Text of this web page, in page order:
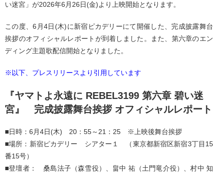
い迷宮」が2026年6月26日(金)より上映開始となります。
この度、6月4日(木)に新宿ピカデリーにて開催した、完成披露舞台
挨拶のオフィシャルレポートが到着しました。また、第六章のエン
ディング主題歌配信開始となりました。
※以下、プレスリリースより引用しています
『ヤマトよ永遠に REBEL3199 第六章 碧い迷
宮』 完成披露舞台挨拶 オフィシャルレポート
■日時：6月4日(木) 20：55～21：25 ※上映後舞台挨拶
■場所：新宿ピカデリー シアター１ （東京都新宿区新宿3丁目15
番15号）
■登壇者： 桑島法子（森雪役）、畠中 祐（土門竜介役）、村中 知